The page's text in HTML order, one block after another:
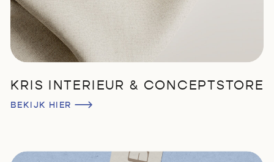
BEKIJK HIER
KRIS INTERIEUR & CONCEPTSTORE